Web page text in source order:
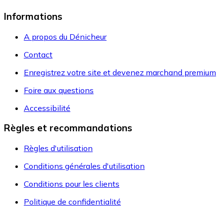
Informations
A propos du Dénicheur
Contact
Enregistrez votre site et devenez marchand premium
Foire aux questions
Accessibilité
Règles et recommandations
Règles d'utilisation
Conditions générales d'utilisation
Conditions pour les clients
Politique de confidentialité